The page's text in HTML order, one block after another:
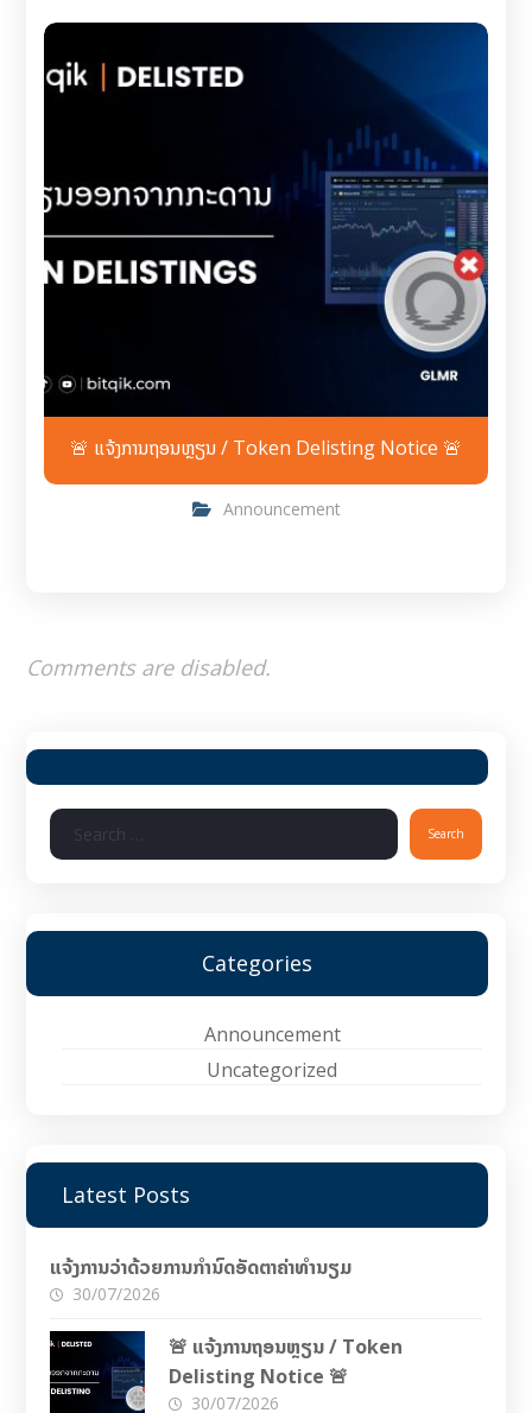
🚨 ແຈ້ງການຖອນຫຼຽນ / Token Delisting Notice 🚨
Announcement
Comments are disabled.
Categories
Announcement
Uncategorized
Latest Posts
ແຈ້ງການວ່າດ້ວຍການກຳນົດອັດຕາຄ່າທຳນຽມ
30/07/2026
🚨 ແຈ້ງການຖອນຫຼຽນ / Token
Delisting Notice 🚨
30/07/2026